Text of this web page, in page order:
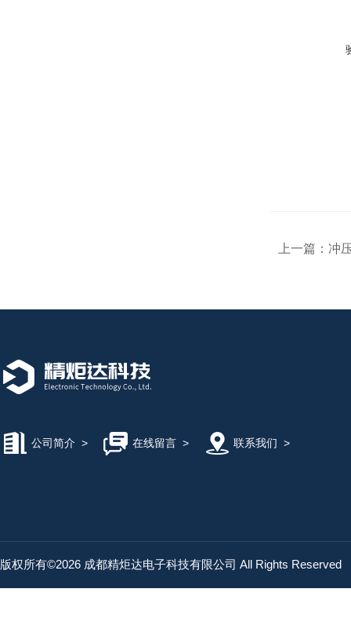
上一篇： 冲
公司简介 > 在线留言> 联系我们 >
版权所有©2026 成都精炬达电子科技有限公司 All Rights Reserved